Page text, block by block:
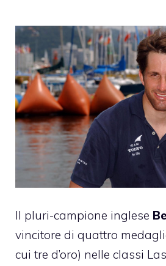
Il pluri-campione inglese
vincitore di quattro
cui tre d’oro) nelle classi